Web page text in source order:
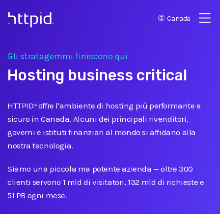
™
Canada
Gli stratagemmi finiscono qui
Hosting business critical
HTTPID®offre l'ambiente di hosting più performante e
sicuro in Canada. Alcuni dei principali rivenditori,
governi e istituti finanziari al mondo si affidano alla
nostra tecnologia.
Siamo una piccola ma potente azienda —oltre 300
clienti servono 1 mld di visitatori, 132 mld di richieste e
51 PB ogni mese.